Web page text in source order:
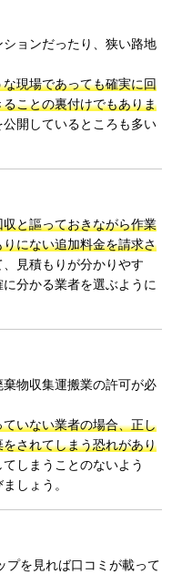
ョンだったり、狭い路地
な現場であっても確実に回
ことの裏付けでもありま
開しているところも多い
収と謳っておきながら作業
にない追加料金を請求さ
、見積もりが分かりやす
分かる業者を選ぶように
物収集運搬業の許可が必
いない業者の場合、正し
されてしまう恐れがあり
しまうことのないよう
しょう。
プを見れば口コミが載って